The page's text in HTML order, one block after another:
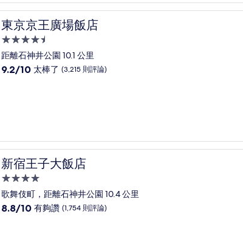
棒
了，
(301
則
評
論)
東京京王廣場飯店
東京京王廣場飯店
4.5
星
級
距離石神井公園 10.1 公里
9.2
棒
了，
(3,215
則
評
論)
9.2/10 太棒了 (3,215 則評論)
新宿王子大飯店
新宿王子大飯店
4.0
星
級
歌舞伎町，距離石神井公園 10.4 公里
8.8
8.8/10 有夠讚 (1,754 則評論)